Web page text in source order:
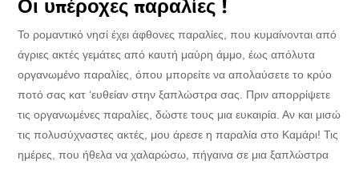
Οι υπέροχες παραλίες !
Το ρομαντικό νησί έχει άφθονες παραλίες, που κυμαίνονται από
άγριες ακτές​​ γεμάτες από καυτή μαύρη άμμο, έως απόλυτα
οργανωμένο παραλίες, όπου μπορείτε να απολαύσετε το κρύο
ποτό σας κατ ‘ευθείαν στην ξαπλώστρα σας. Πριν απορρίψετε
τις οργανωμένες παραλίες, δώστε τους μια ευκαιρία. Αν και μισώ
τις πολυσύχναστες ακτές, μου άρεσε η παραλία στο Καμάρι! Τις
ημέρες, που ήθελα να χαλαρώσω, πήγαινα σε μια ξαπλώστρα